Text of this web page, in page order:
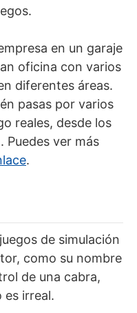
en un garaje
oficina con varios
diferentes áreas.
pasas por varios
reales, desde los
Puedes ver más
.
de simulación
como su nombre
de una cabra,
es irreal.